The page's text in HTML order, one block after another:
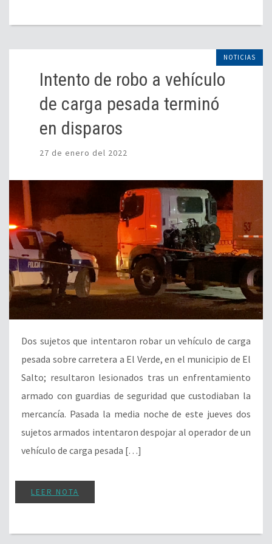
NOTICIAS
Intento de robo a vehículo
de carga pesada terminó
en disparos
27 de enero del 2022
Dos sujetos que intentaron robar un vehículo de carga
pesada sobre carretera a El Verde, en el municipio de El
Salto; resultaron lesionados tras un enfrentamiento
armado con guardias de seguridad que custodiaban la
mercancía. Pasada la media noche de este jueves dos
sujetos armados intentaron despojar al operador de un
vehículo de carga pesada […]
LEER NOTA